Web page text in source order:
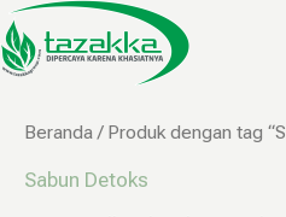
Lewati
ke
konten
Beranda / Produk dengan tag
Sabun Detoks